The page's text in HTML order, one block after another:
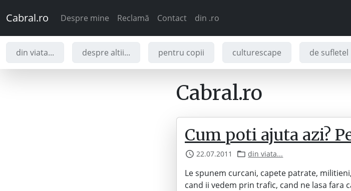
Cabral.ro Despre mine Reclamă Contact din .ro
din viata... despre altii... pentru copii culturescape de sufletel
Cabral.ro
Cum poti ajuta azi?
22.07.2011 din viata...
Le spunem curcani, capete patrate,
cand ii vedem prin trafic, cand ne lasa fara